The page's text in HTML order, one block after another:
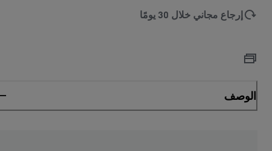
إرجاع مجاني خلال 30 يومًا
الوصف